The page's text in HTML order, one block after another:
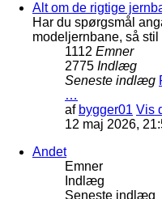
Alt om de rigtige
Har du spørgsmål
modeljernbane, så stil
1112 Emner
2775 Indlæg
Seneste indlæg
…
af bygger01 Vis
12 maj 2026,
Andet
Emner
Indlæg
Seneste indlæg